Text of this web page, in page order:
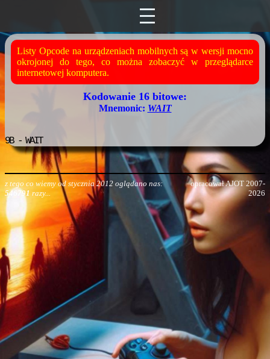
Listy Opcode na urządzeniach mobilnych są w wersji mocno
okrojonej do tego, co można zobaczyć w przeglądarce
internetowej komputera.
Kodowanie 16 bitowe:
Mnemonic: WAIT
9B- WAIT
z tego co wiemy od stycznia 2012 oglądano nas:
546791 razy...
opracował AJOT 2007-
2026